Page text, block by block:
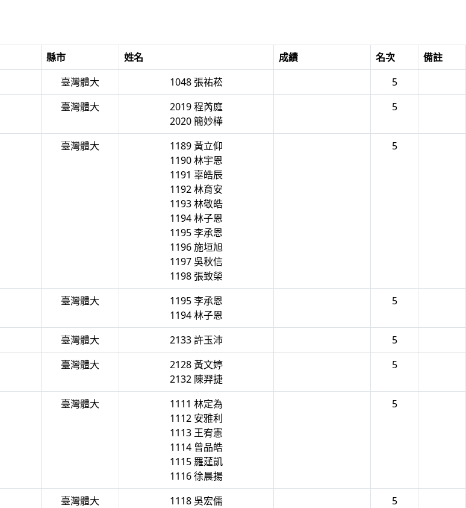
縣市 姓名 成績 名次
備註
臺灣體大 1048 張祐菘
5
臺灣體大
2019 程芮庭
2020 簡妙樺
5
臺灣體大
1189 黃立仰
1190 林宇恩
1191 辜皓辰
1192 林育安
1193 林敬皓
1194 林子恩
1195 李承恩
1196 施垣旭
1197 吳秋信
1198 張致榮
5
臺灣體大
1195 李承恩
1194 林子恩
5
臺灣體大 2133 許玉沛
5
臺灣體大
2128 黃文婷
2132 陳羿捷
5
臺灣體大
1111 林定為
1112 安雅利
1113 王宥憲
1114 曾品皓
1115 羅莛凱
1116 徐晨揚
5
臺灣體大
1118 吳宏儒
5